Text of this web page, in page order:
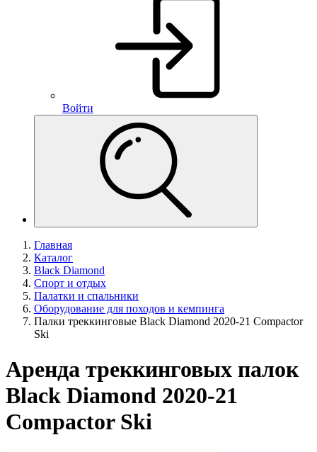
Войти
Главная
Каталог
Black Diamond
Спорт и отдых
Палатки и спальники
Оборудование для походов и кемпинга
Палки треккинговые Black Diamond 2020-21 Compactor
Ski
Аренда треккинговых палок
Black Diamond 2020-21
Compactor Ski